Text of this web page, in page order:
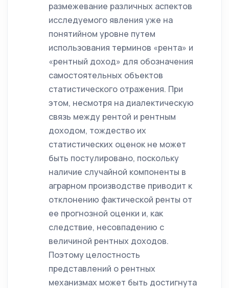
размежевание различных аспектов
исследуемого явления уже на
понятийном уровне путем
использования терминов «рента» и
«рентный доход» для обозначения
самостоятельных объектов
статистического отражения. При
этом, несмотря на диалектическую
связь между рентой и рентным
доходом, тождество их
статистических оценок не может
быть постулировано, поскольку
наличие случайной компоненты в
аграрном производстве приводит к
отклонению фактической ренты от
ее прогнозной оценки и, как
следствие, несовпадению с
величиной рентных доходов.
Поэтому целостность
представлений о рентных
механизмах может быть достигнута